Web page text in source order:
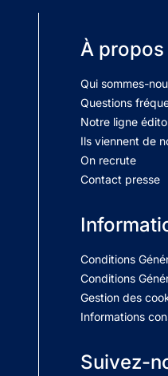
À propos
Qui sommes-
Questions
Notre ligne
Ils viennent de
On recrute
Contact presse
Conditions
Conditions
Gestion des
Informations
Suivez-